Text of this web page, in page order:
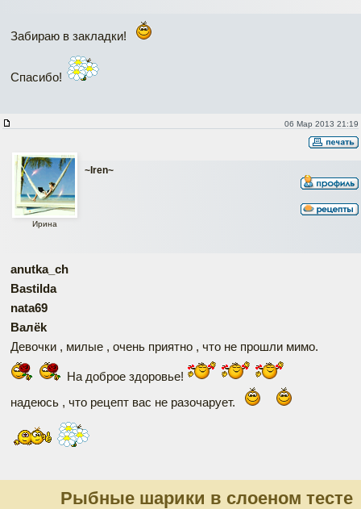
Забираю в закладки!
Спасибо!
06 Мар 2013 21:19
~Iren~
Ирина
anutka_ch
Bastilda
nata69
Валёk
Девочки , милые , очень приятно , что не прошли мимо.
На доброе здоровье!
надеюсь , что рецепт вас не разочарует.
Рыбные шарики в слоеном тесте